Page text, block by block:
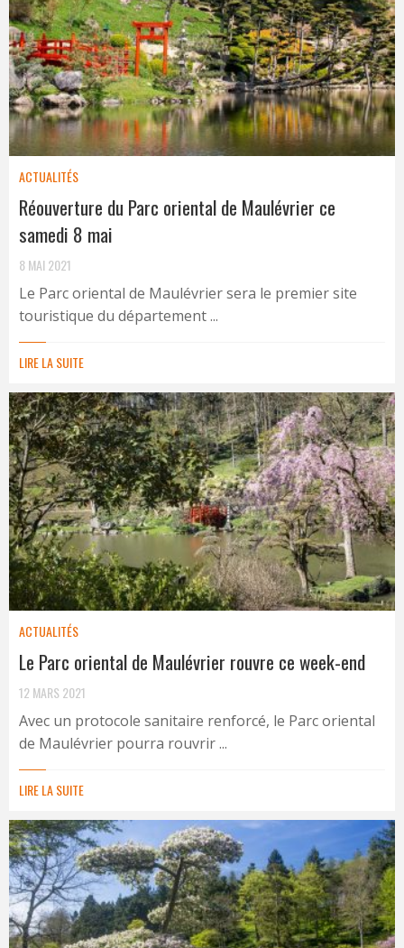
ACTUALITÉS
Réouverture du Parc oriental de Maulévrier ce
samedi 8 mai
8 MAI 2021
Le Parc oriental de Maulévrier sera le premier site
touristique du département ...
LIRE LA SUITE
ACTUALITÉS
Le Parc oriental de Maulévrier rouvre ce week-end
12 MARS 2021
Avec un protocole sanitaire renforcé, le Parc oriental
de Maulévrier pourra rouvrir ...
LIRE LA SUITE